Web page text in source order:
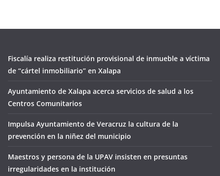
Fiscalía realiza restitución provisional de inmueble a víctima
de “cártel inmobiliario” en Xalapa
Ayuntamiento de Xalapa acerca servicios de salud a los
Centros Comunitarios
Impulsa Ayuntamiento de Veracruz la cultura de la
prevención en la niñez del municipio
Maestros y persona de la UPAV insisten en presuntas
irregularidades en la institución